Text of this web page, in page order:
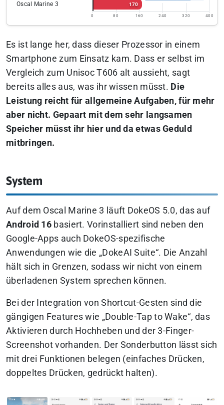
Oscal Marine 3 170
0 80 160 240 320 400
Es ist lange her, dass dieser Prozessor in einem
Smartphone zum Einsatz kam. Dass er selbst im
Vergleich zum Unisoc T606 alt aussieht, sagt
bereits alles aus, was ihr wissen müsst. Die
Leistung reicht für allgemeine Aufgaben, für mehr
aber nicht. Gepaart mit dem sehr langsamen
Speicher müsst ihr hier und da etwas Geduld
mitbringen.
System
Auf dem Oscal Marine 3 läuft DokeOS 5.0, das auf
Android 16 basiert. Vorinstalliert sind neben den
Google-Apps auch DokeOS-spezifische
Anwendungen wie die „DokeAI Suite“. Die Anzahl
hält sich in Grenzen, sodass wir nicht von einem
überladenen System sprechen können.
Bei der Integration von Shortcut-Gesten sind die
gängigen Features wie „Double-Tap to Wake“, das
Aktivieren durch Hochheben und der 3-Finger-
Screenshot vorhanden. Der Sonderbutton lässt sich
mit drei Funktionen belegen (einfaches Drücken,
doppeltes Drücken, gedrückt halten).